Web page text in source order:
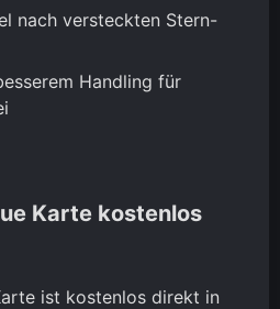
nach versteckten Stern-
Handling für
Karte kostenlos
ist kostenlos direkt in